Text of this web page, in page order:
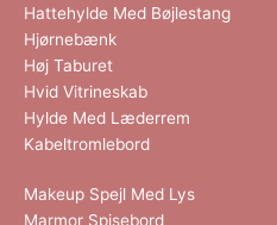
Hattehylde Med Bøjlestang
Hjørnebænk
Høj Taburet
Hvid Vitrineskab
Hylde Med Læderrem
Kabeltromlebord
Makeup Spejl Med Lys
Marmor Spisebord